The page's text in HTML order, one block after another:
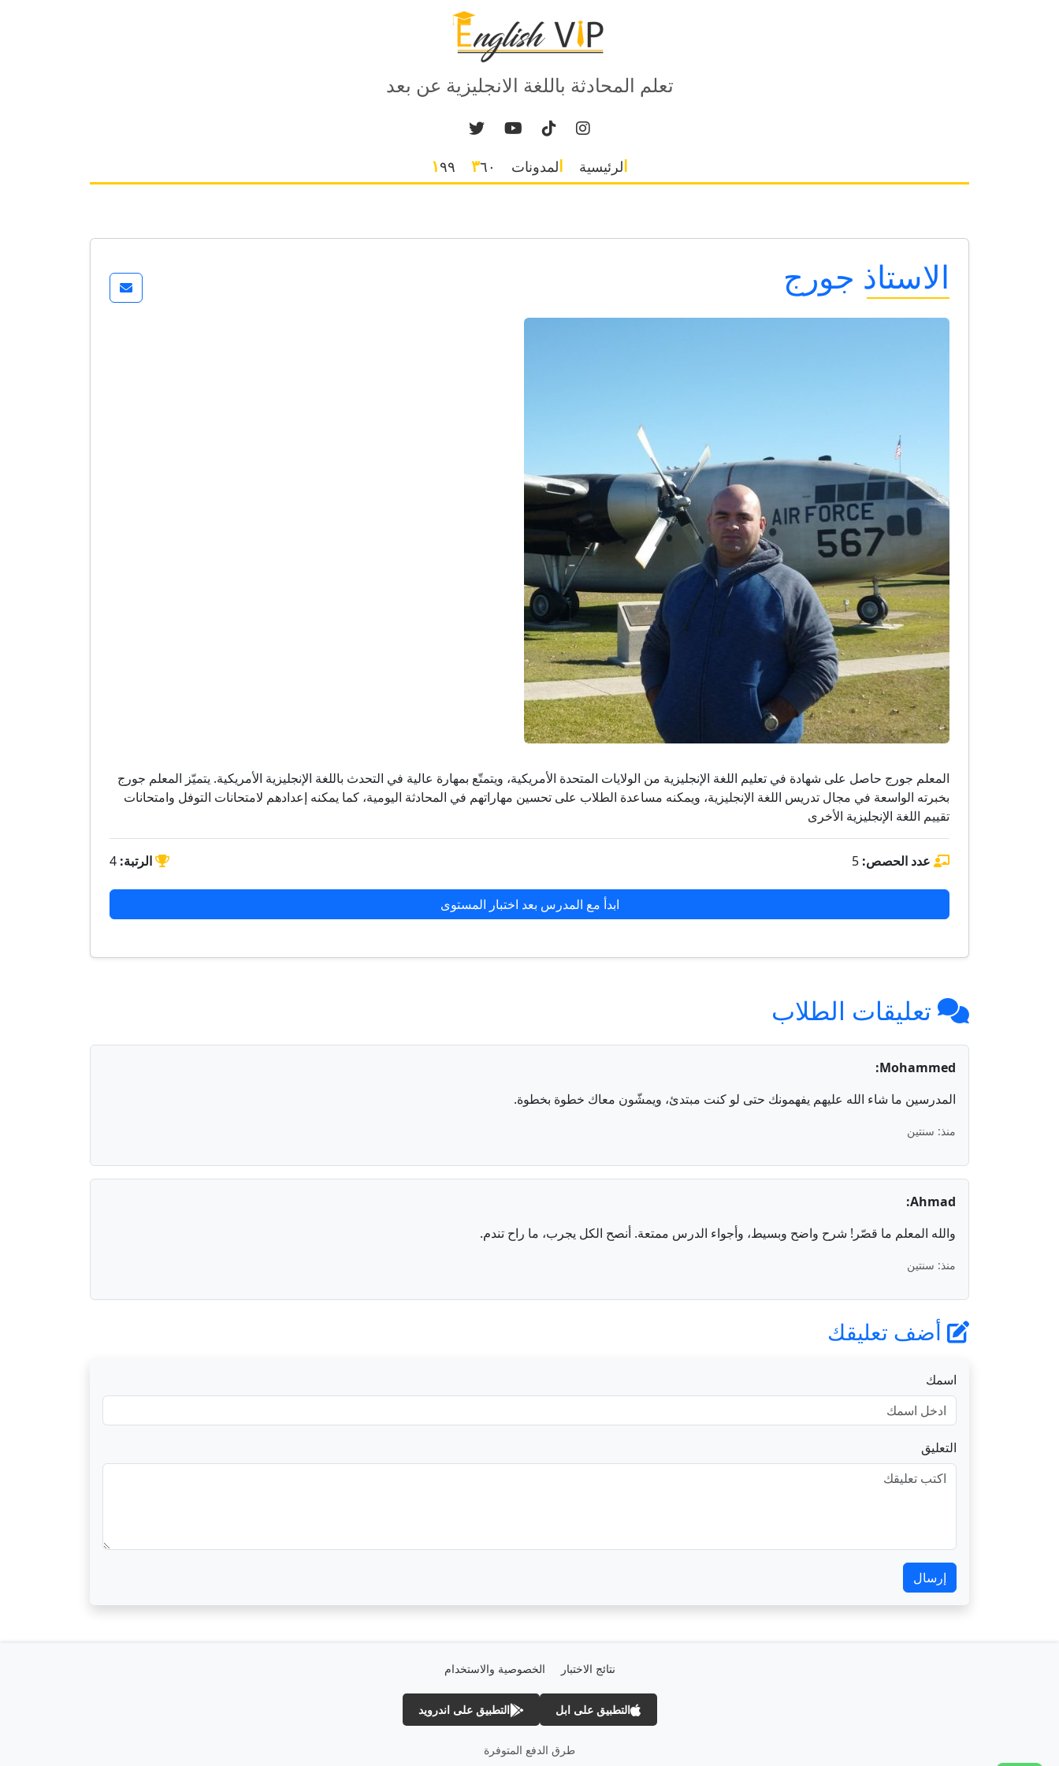
تعلم المحادثة باللغة الانجليزية عن بعد
الرئيسية المدونات ٣٦٠ ١٩٩
الاستاذ جورج
المعلم جورج حاصل على شهادة في تعليم اللغة الإنجليزية من الولايات المتحدة الأمريكية، ويتمتّع بمهارة عالية في التحدث باللغة الإنجليزية الأمريكية. يتميّز المعلم جورج
بخبرته الواسعة في مجال تدريس اللغة الإنجليزية، ويمكنه مساعدة الطلاب على تحسين مهاراتهم في المحادثة اليومية، كما يمكنه إعدادهم لامتحانات التوفل وامتحانات
تقييم اللغة الإنجليزية الأخرى
عدد الحصص: الرتبة:
ابدأ مع المدرس بعد اختبار المستوى
تعليقات الطلاب
Mohammed:
المدرسين ما شاء الله عليهم يفهمونك حتى لو كنت مبتدئ، ويمشّون معاك خطوة بخطوة.
منذ: سنتين
Ahmad:
والله المعلم ما قصّر! شرح واضح وبسيط، وأجواء الدرس ممتعة. أنصح الكل يجرب، ما راح تندم.
منذ: سنتين
أضف تعليقك
اسمك
التعليق
إرسال
نتائج الاختبار الخصوصية والاستخدام
التطبيق على ابل التطبيق على اندرويد
طرق الدفع المتوفرة